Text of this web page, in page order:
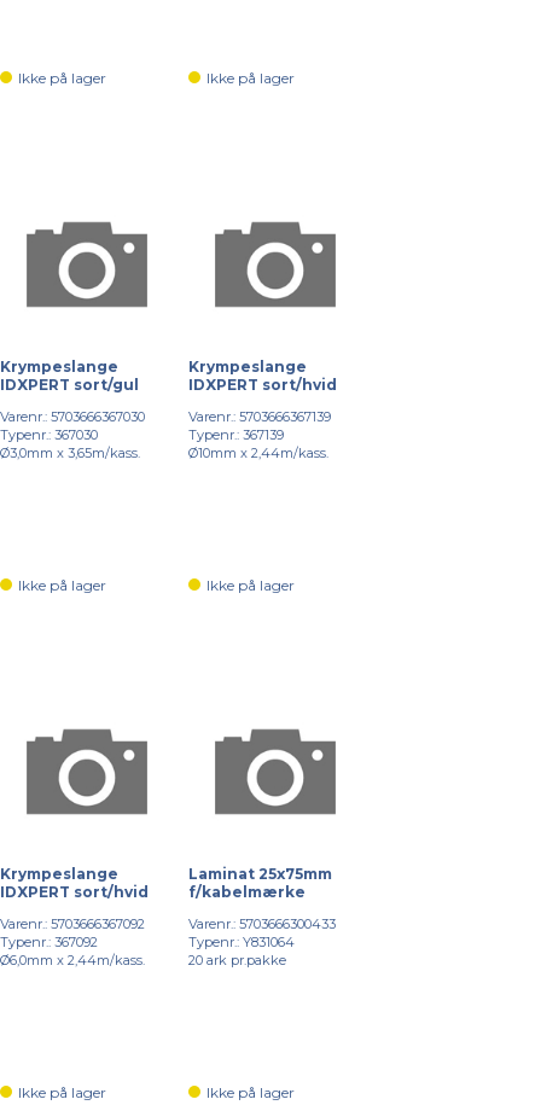
Ikke på lager Ikke på lager
Krympeslange
IDXPERT sort/gul
Varenr.: 5703666367030
Typenr.: 367030
Ø3,0mm x 3,65m/kass.
Ikke på lager
Krympeslange
IDXPERT sort/hvid
Varenr.: 5703666367139
Typenr.: 367139
Ø10mm x 2,44m/kass.
Ikke på lager
Krympeslange
IDXPERT sort/hvid
Varenr.: 5703666367092
Typenr.: 367092
Ø6,0mm x 2,44m/kass.
Ikke på lager
Laminat 25x75mm
f/kabelmærke
Varenr.: 5703666300433
Typenr.: Y831064
20 ark pr.pakke
Ikke på lager